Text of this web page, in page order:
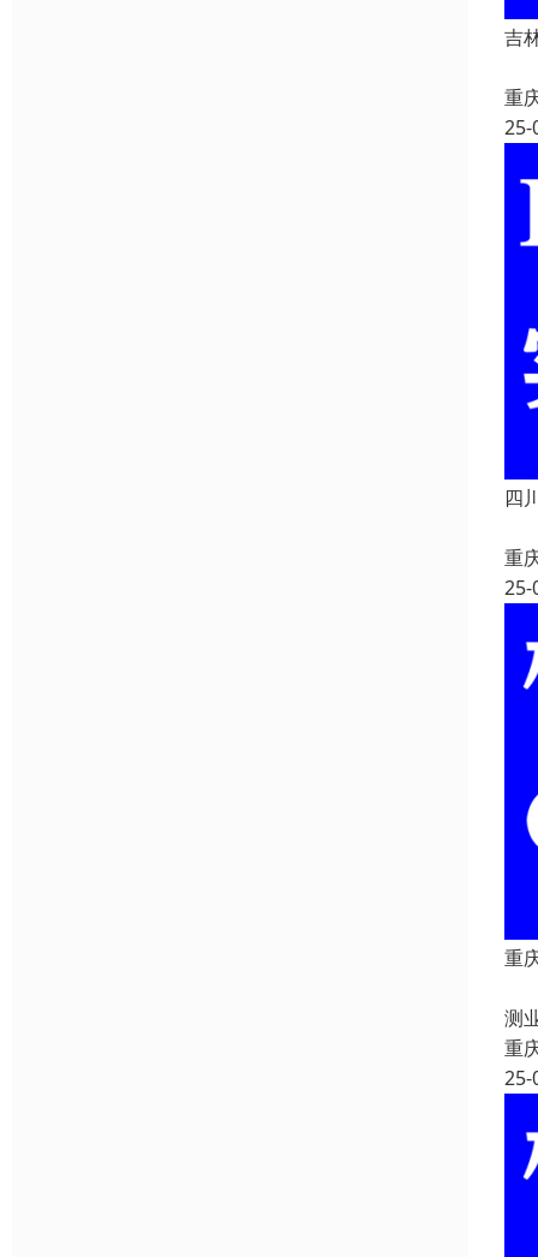
吉
重
25-
四
重
25-
重
测
重
25-